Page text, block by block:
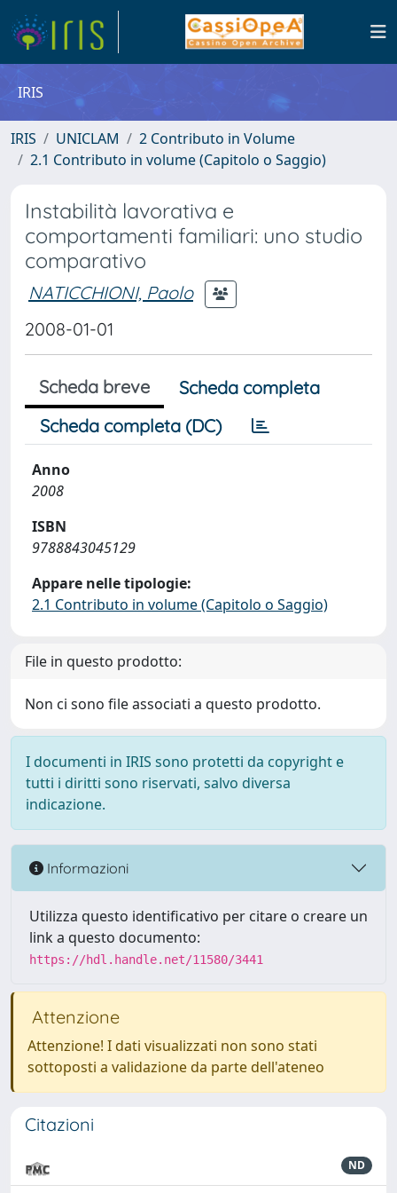
IRIS
IRIS UNICLAM
2 Contributo in Volume
2.1 Contributo in volume (Capitolo o Saggio)
Instabilità lavorativa e
comportamenti familiari: uno studio
comparativo
NATICCHIONI, Paolo
2008-01-01
Scheda breve
Scheda completa
Scheda completa (DC)
Anno
2008
ISBN
9788843045129
Appare nelle tipologie:
2.1 Contributo in volume (Capitolo o Saggio)
File in questo prodotto:
Non ci sono file associati a questo prodotto.
I documenti in IRIS sono protetti da copyright e
tutti i diritti sono riservati, salvo diversa
indicazione.
Informazioni
Utilizza questo identificativo per citare o creare un
link a questo documento:
https://hdl.handle.net/11580/3441
Attenzione
Attenzione! I dati visualizzati non sono stati
sottoposti a validazione da parte dell'ateneo
Citazioni
ND